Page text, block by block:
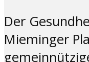
Der
Mieminger